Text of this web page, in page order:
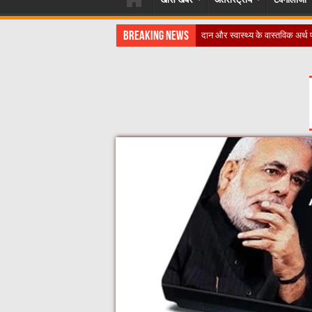
Breaking News ​”कानून तो बदल